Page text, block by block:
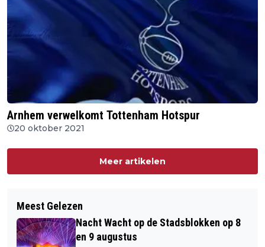
Arnhem verwelkomt Tottenham Hotspur
20 oktober 2021
Meer artikelen
Meest Gelezen
Nacht Wacht op de Stadsblokken op 8
en 9 augustus